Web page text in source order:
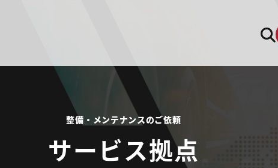
整備・メンテナンスのご依頼
サービス拠点